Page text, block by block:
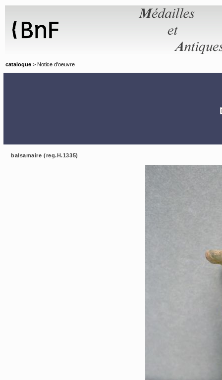
catalogue > Notice d'oeuvre
balsamaire (reg.H.1335)